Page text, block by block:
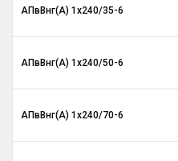
АПвВнг(A) 1х240/35-6
АПвВнг(A) 1х240/50-6
АПвВнг(A) 1х240/70-6